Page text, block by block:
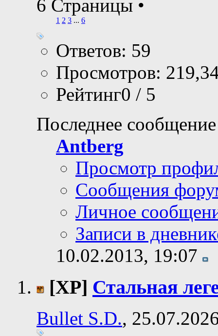
6 Страницы •
1 2 3 ... 6
Ответов: 59
Просмотров:
Рейтинг0 / 5
Последнее
Antberg
Просмотр
Сообщения
Личное
Записи в
10.02.2013, 19:07
[XP] Стальная
Bullet S.D.,